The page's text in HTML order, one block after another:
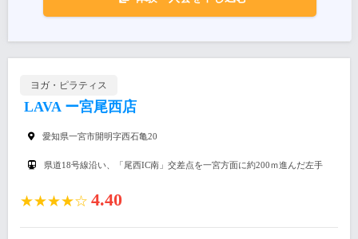
ヨガ・ピラティス
LAVA ー宮尾西店
愛知県一宮市開明字西石亀20
県道18号線沿い、「尾西IC南」交差点を一宮方面に約200ｍ進んだ左手
★★★★☆ 4.40